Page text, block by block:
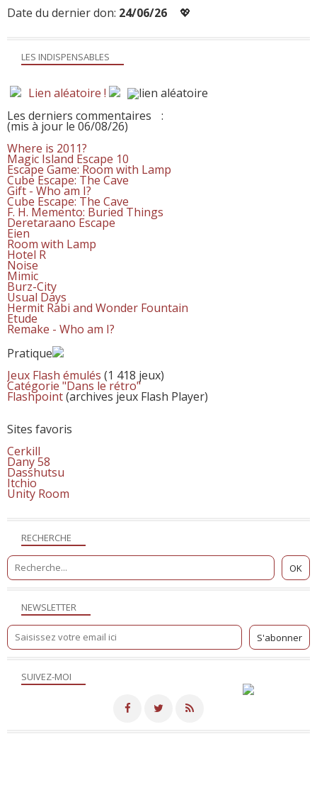
NEWSLETTER
SUIVEZ-MOI
RECHERCHE
LES INDISPENSABLES
Lien aléatoire !
Les derniers commentaires
:
(mis à jour le 06/08/26)
Where is 2011?
Magic Island Escape 10
Escape Game: Room with Lamp
Cube Escape: The Cave
Gift - Who am I?
Cube Escape: The Cave
F. H. Memento: Buried Things
Deretaraano Escape
Eien
Room with Lamp
Hotel R
Noise
Mimic
Burz-City
Usual Days
Hermit Rabi and Wonder Fountain
Etude
Remake - Who am I?
Pratique
Jeux Flash émulés (1 418 jeux)
Catégorie "Dans le rétro"
Flashpoint(archives jeux Flash Player)
Sites favoris
Cerkill
Dany 58
Dasshutsu
Itchio
Unity Room
Date du dernier don: 24/06/26 💖